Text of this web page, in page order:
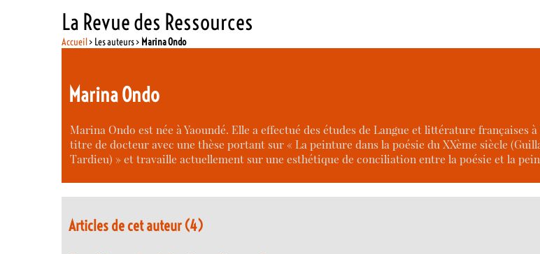
La Revue des Ressources
Accueil> Les auteurs > Marina Ondo
Marina Ondo
Marina Ondo est née à Yaoundé. Elle a effectué des études de Langue et littérature françaises
titre de docteur avec une thèse portant sur « La peinture dans la poésie du XXème siècle
Tardieu) » et travaille actuellement sur une esthétique de conciliation entre la poésie et la
Articles de cet auteur (4)